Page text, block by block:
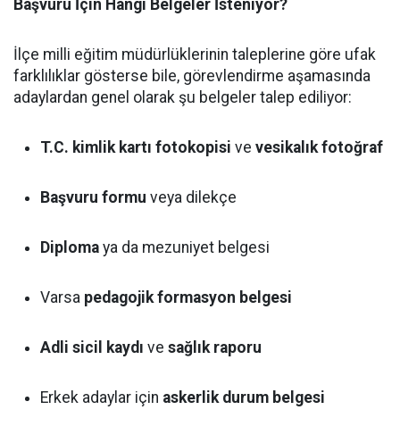
Başvuru İçin Hangi Belgeler İsteniyor?
İlçe milli eğitim müdürlüklerinin taleplerine göre ufak
farklılıklar gösterse bile, görevlendirme aşamasında
adaylardan genel olarak şu belgeler talep ediliyor:
T.C. kimlik kartı fotokopisi ve vesikalık fotoğraf
Başvuru formu veya dilekçe
Diploma ya da mezuniyet belgesi
Varsa pedagojik formasyon belgesi
Adli sicil kaydı ve sağlık raporu
Erkek adaylar için askerlik durum belgesi